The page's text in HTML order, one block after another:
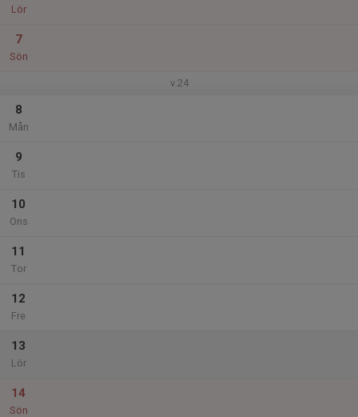
Lör
7
Sön
v.24
8
Mån
9
Tis
10
Ons
11
Tor
12
Fre
13
Lör
14
Sön